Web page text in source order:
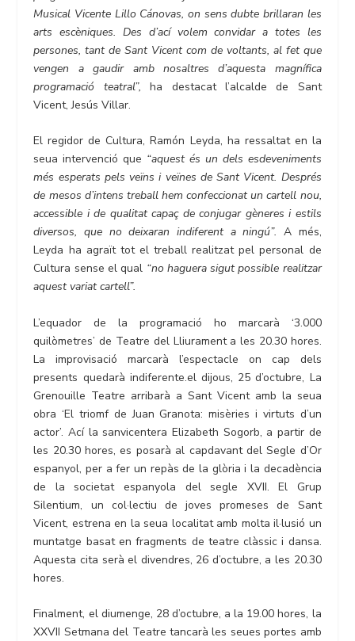
Musical Vicente Lillo Cánovas, on sens dubte brillaran les
arts escèniques. Des d’ací volem convidar a totes les
persones, tant de Sant Vicent com de voltants, al fet que
vengen a gaudir amb nosaltres d’aquesta magnífica
programació teatral”,ha destacat l’alcalde de Sant
Vicent, Jesús Villar.
El regidor de Cultura, Ramón Leyda, ha ressaltat en la
seua intervenció que “aquest és un dels esdeveniments
més esperats pels veïns i veïnes de Sant Vicent. Després
de mesos d’intens treball hem confeccionat un cartell nou,
accessible i de qualitat capaç de conjugar gèneres i estils
diversos, que no deixaran indiferent a ningú”. A més,
Leyda ha agraït tot el treball realitzat pel personal de
Cultura sense el qual “no haguera sigut possible realitzar
aquest variat cartell”.
L’equador de la programació ho marcarà ‘3.000
quilòmetres’ de Teatre del Lliurament a les 20.30 hores.
La improvisació marcarà l’espectacle on cap dels
presents quedarà indiferente.el dijous, 25 d’octubre, La
Grenouille Teatre arribarà a Sant Vicent amb la seua
obra ‘El triomf de Juan Granota: misèries i virtuts d’un
actor’. Ací la sanvicentera Elizabeth Sogorb, a partir de
les 20.30 hores, es posarà al capdavant del Segle d’Or
espanyol, per a fer un repàs de la glòria i la decadència
de la societat espanyola del segle XVII. El Grup
Silentium, un col·lectiu de joves promeses de Sant
Vicent, estrena en la seua localitat amb molta il·lusió un
muntatge basat en fragments de teatre clàssic i dansa.
Aquesta cita serà el divendres, 26 d’octubre, a les 20.30
hores.
Finalment, el diumenge, 28 d’octubre, a la 19.00 hores, la
XXVII Setmana del Teatre tancarà les seues portes amb